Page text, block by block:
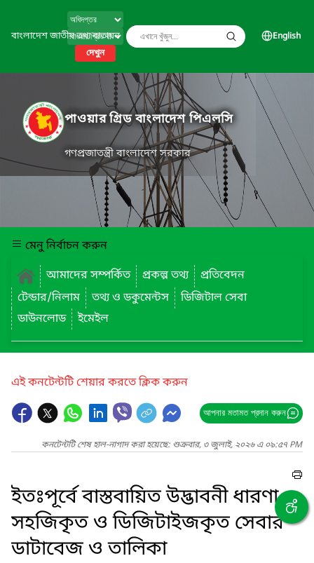
বাংলাদেশ জাতীয় তথ্য বাতায়ন
দেখুন
English
পাওয়ার গ্রিড বাংলাদেশ পিএলসি
গণপ্রজাতন্ত্রী বাংলাদেশ সরকার
মেনু নির্বাচন করুন
আমাদের সম্পর্কিত
প্রকল্প তথ্য
প্রতিবেদন
টেন্ডার/নিলাম
তথ্য ও ডকুমেন্টস
ডিজিটাল সেবা
ডাউনলোড
ইমেইল
এই কনটেন্টটি শেয়ার করতে ক্লিক করুন
আপনার মতামত প্রদান করুন
কনটেন্টটি শেষ হাল-নাগাদ করা হয়েছে: শুক্রবার, ৩ জুলাই, ২০২৬ এ ০৯:৫৭ PM
ইতঃপূর্বে বাস্তবায়িত উদ্ভাবনী ধারণা,
সহজিকৃত ও ডিজিটাইজকৃত সেবার
ডাটাবেজ ও তালিকা